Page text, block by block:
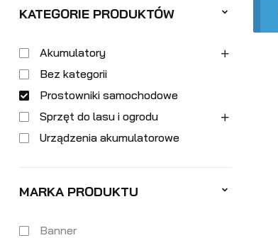
KATEGORIE PRODUKTÓW
Akumulatory
Bez kategorii
Prostowniki samochodowe
Sprzęt do lasu i ogrodu
Urządzenia akumulatorowe
MARKA PRODUKTU
Banner